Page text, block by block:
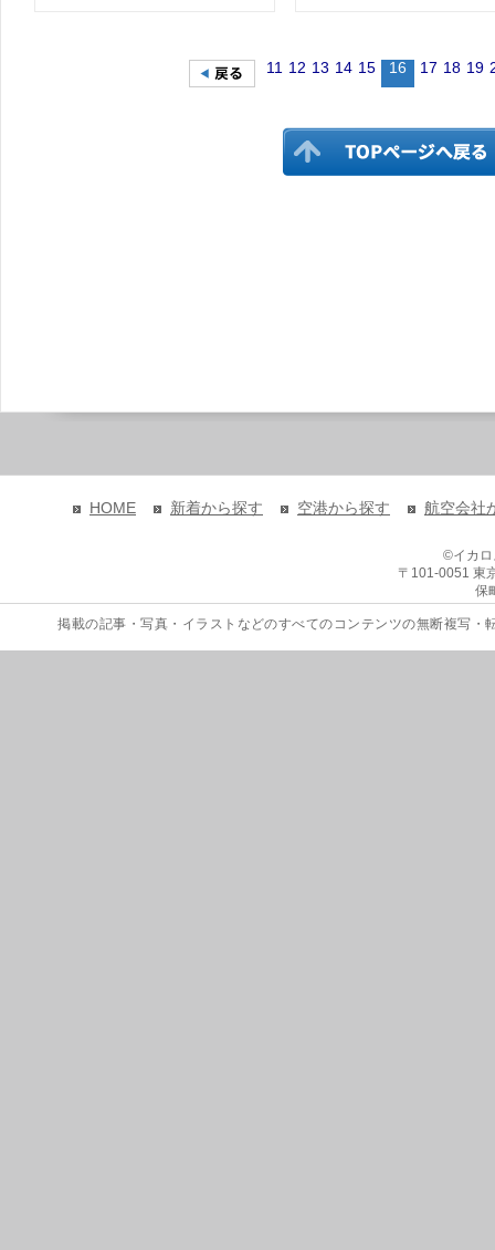
11 12 13 14 15 16 17 18 19
HOME 新着から探す 空港から探す 航空会社
©イカ
〒101-0051 東
保
掲載の記事・写真・イラストなどのすべてのコンテンツの無断複